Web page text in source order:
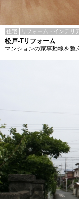
住宅 リフォーム・インテリ
松戸-Tリフォーム
マンションの家事動線を整